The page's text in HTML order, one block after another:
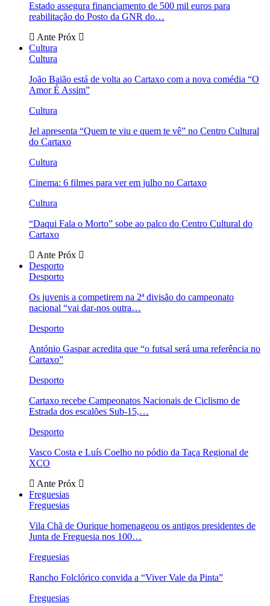
Estado assegura financiamento de 500 mil euros para
reabilitação do Posto da GNR do…
Ante Próx
Cultura
Cultura
João Baião está de volta ao Cartaxo com a nova comédia “O
Amor É Assim”
Cultura
Jel apresenta “Quem te viu e quem te vê” no Centro Cultural
do Cartaxo
Cultura
Cinema: 6 filmes para ver em julho no Cartaxo
Cultura
“Daqui Fala o Morto” sobe ao palco do Centro Cultural do
Cartaxo
Ante Próx
Desporto
Desporto
Os juvenis a competirem na 2ª divisão do campeonato
nacional “vai dar-nos outra…
Desporto
António Gaspar acredita que “o futsal será uma referência no
Cartaxo”
Desporto
Cartaxo recebe Campeonatos Nacionais de Ciclismo de
Estrada dos escalões Sub-15,…
Desporto
Vasco Costa e Luís Coelho no pódio da Taça Regional de
XCO
Ante Próx
Freguesias
Freguesias
Vila Chã de Ourique homenageou os antigos presidentes de
Junta de Freguesia nos 100…
Freguesias
Rancho Folclórico convida a “Viver Vale da Pinta”
Freguesias